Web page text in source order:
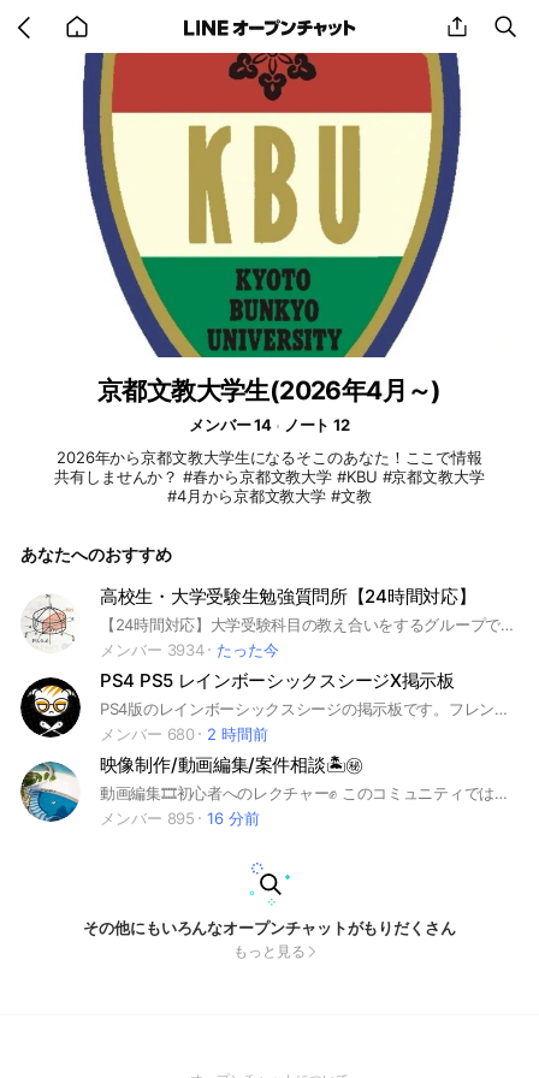
back
to
home
share
京都文教大学生(2026年4月～)
メンバー 14
ノート 12
2026年から京都文教大学生になるそこのあなた！ここで情報
共有しませんか？ #春から京都文教大学 #KBU #京都文教大学
#4月から京都文教大学 #文教
あなたへのおすすめ
高校生・大学受験生勉強質問所【24時間対応】
【24時間対応】大学受験科目の教え合いをするグループです。 夜は質問できないというオープンチャットが多いので昼夜関係なく質問できるグループを作りました。 #勉強 #大学受験 #高校生 #受験生 #質問 #教え合い #理系 #数学 #化学 #生物 #物理 #理科 #英語 #研究室 #院試 #就活 #受験 #24時間
メンバー 3934
たった今
PS4 PS5 レインボーシックスシージX掲示板
PS4版のレインボーシックスシージの掲示板です。フレンドの交換など気軽に使ってください！メンバーの招待もオッケーですよ 最近荒らしが多いです。荒らしの皆さん大人になりましょう。
メンバー 680
2 時間前
映像制作/動画編集/案件相談🏝㊙️
動画編集🎞初心者へのレクチャー✊ このコミュニティでは以下の技術やノウハウを毎月開催される無料勉強会にて皆様にお伝えしています🔑 フリーランス副業を目指す方の為の動画編集技術やクライアントワーク術/単価交渉術など、実用的なスキルも伝授しています📝 また、ご興味がある方へは、初心者だった僕がたった3ヶ月でyoutube登録3万人にまで成長出来た編集の構成やチャンネル運営の考え方を参加者へ特別にお伝えします🔑 少しでも気になった方はお気軽にどうぞ😌 アカウントのノート欄を確認の上、 ご参加ください💡 #youtube #動画編集 #チャンネル #レクチャー #初めて #初心者 #基礎 #応用 #テクニック #企画 #独学 #フリーランス #教えて #撮影 #ファイナルカットプロ #FinalcutproX #Adobe #premirepro #プレミアプロ #mac #スペック #編集ソフト #副業 #転職 #編集者 #ユーチューブ #youtuber #ユーチューバー #案件 #副業案件あります #収入アップ可 #なんでもお気軽にご相談ください😌
メンバー 895
16 分前
その他にもいろんなオープンチャットがもりだくさん
もっと見る